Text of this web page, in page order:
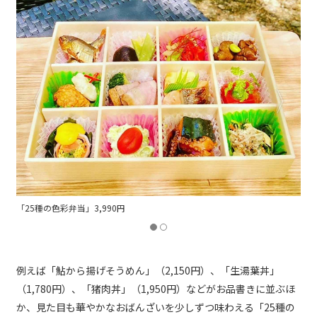
「クリームソーダ」700円
例えば「鮎から揚げそうめん」（2,150円）、「生湯葉丼」
（1,780円）、「猪肉丼」（1,950円）などがお品書きに並ぶほ
か、見た目も華やかなおばんざいを少しずつ味わえる「25種の